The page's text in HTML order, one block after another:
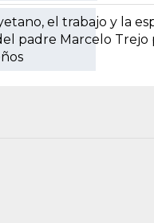
el trabajo y la
padre Marcelo Trejo